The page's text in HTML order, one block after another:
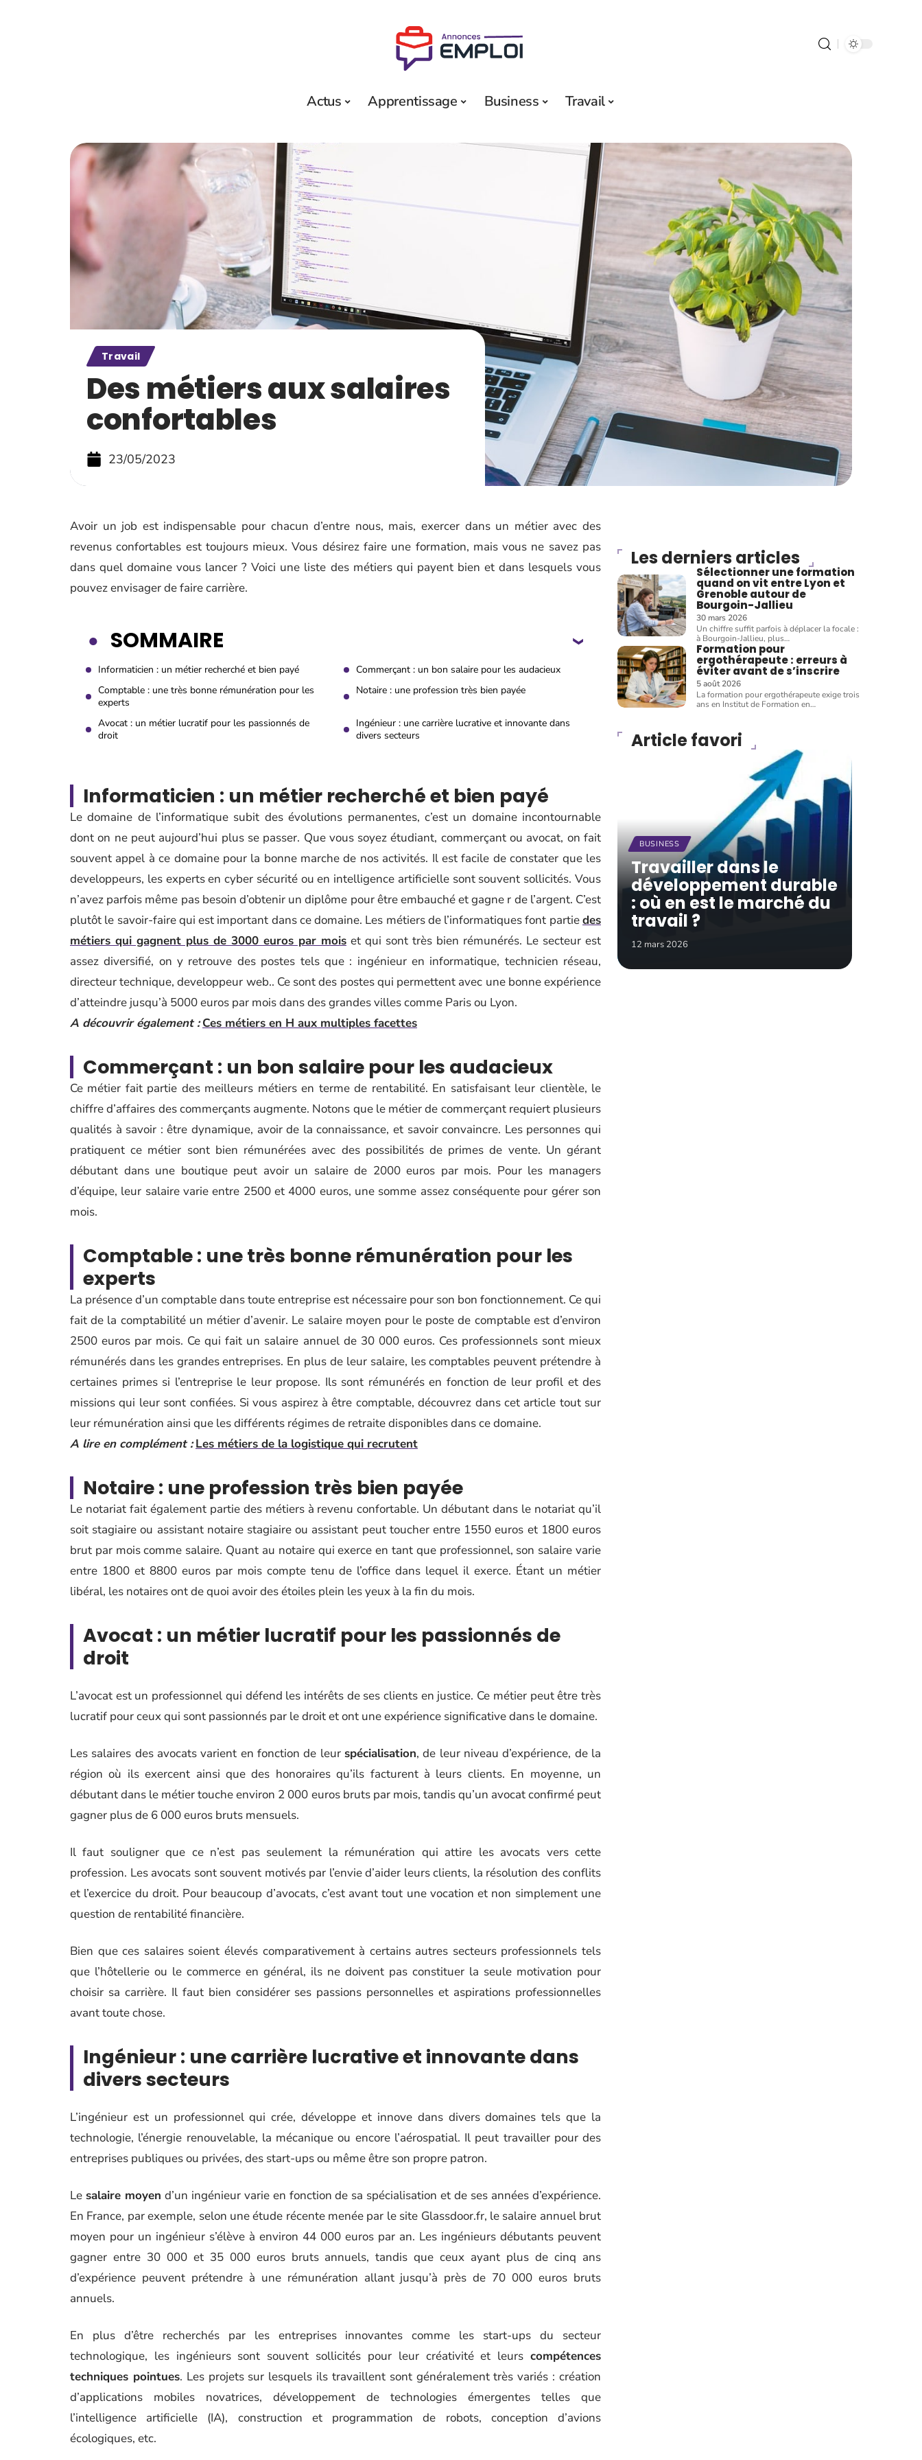
Actus Apprentissage Business Travail
Travail
Des métiers aux salaires
confortables
23/05/2023
Avoir un job est indispensable pour chacun d’entre nous, mais, exercer dans un métier avec des
revenus confortables est toujours mieux. Vous désirez faire une formation, mais vous ne savez pas
dans quel domaine vous lancer ? Voici une liste des métiers qui payent bien et dans lesquels vous
pouvez envisager de faire carrière.
SOMMAIRE
Informaticien : un métier recherché et bien payé
Commerçant : un bon salaire pour les audacieux
Comptable : une très bonne rémunération pour les
experts
Notaire : une profession très bien payée
Avocat : un métier lucratif pour les passionnés de
droit
Ingénieur : une carrière lucrative et innovante dans
divers secteurs
Informaticien : un métier recherché et bien payé
Le domaine de l’informatique subit des évolutions permanentes, c’est un domaine incontournable
dont on ne peut aujourd’hui plus se passer. Que vous soyez étudiant, commerçant ou avocat, on fait
souvent appel à ce domaine pour la bonne marche de nos activités. Il est facile de constater que les
developpeurs, les experts en cyber sécurité ou en intelligence artificielle sont souvent sollicités. Vous
n’avez parfois même pas besoin d’obtenir un diplôme pour être embauché et gagne r de l’argent. C’est
plutôt le savoir-faire qui est important dans ce domaine. Les métiers de l’informatiques font partiedes
métiers qui gagnent plus de 3000 euros par mois et qui sont très bien rémunérés. Le secteur est
assez diversifié, on y retrouve des postes tels que : ingénieur en informatique, technicien réseau,
directeur technique, developpeur web.. Ce sont des postes qui permettent avec une bonne expérience
d’atteindre jusqu’à 5000 euros par mois dans des grandes villes comme Paris ou Lyon.
A découvrir également : Ces métiers en H aux multiples facettes
Commerçant : un bon salaire pour les audacieux
Ce métier fait partie des meilleurs métiers en terme de rentabilité. En satisfaisant leur clientèle, le
chiffre d’affaires des commerçants augmente. Notons que le métier de commerçant requiert plusieurs
qualités à savoir : être dynamique, avoir de la connaissance, et savoir convaincre. Les personnes qui
pratiquent ce métier sont bien rémunérées avec des possibilités de primes de vente. Un gérant
débutant dans une boutique peut avoir un salaire de 2000 euros par mois. Pour les managers
d’équipe, leur salaire varie entre 2500 et 4000 euros, une somme assez conséquente pour gérer son
mois.
Comptable : une très bonne rémunération pour les
experts
La présence d’un comptable dans toute entreprise est nécessaire pour son bon fonctionnement. Ce qui
fait de la comptabilité un métier d’avenir. Le salaire moyen pour le poste de comptable est d’environ
2500 euros par mois. Ce qui fait un salaire annuel de 30 000 euros. Ces professionnels sont mieux
rémunérés dans les grandes entreprises. En plus de leur salaire, les comptables peuvent prétendre à
certaines primes si l’entreprise le leur propose. Ils sont rémunérés en fonction de leur profil et des
missions qui leur sont confiées. Si vous aspirez à être comptable, découvrez dans cet article tout sur
leur rémunération ainsi que les différents régimes de retraite disponibles dans ce domaine.
A lire en complément : Les métiers de la logistique qui recrutent
Notaire : une profession très bien payée
Le notariat fait également partie des métiers à revenu confortable. Un débutant dans le notariat qu’il
soit stagiaire ou assistant notaire stagiaire ou assistant peut toucher entre 1550 euros et 1800 euros
brut par mois comme salaire. Quant au notaire qui exerce en tant que professionnel, son salaire varie
entre 1800 et 8800 euros par mois compte tenu de l’office dans lequel il exerce. Étant un métier
libéral, les notaires ont de quoi avoir des étoiles plein les yeux à la fin du mois.
Avocat : un métier lucratif pour les passionnés de
droit
L’avocat est un professionnel qui défend les intérêts de ses clients en justice. Ce métier peut être très
lucratif pour ceux qui sont passionnés par le droit et ont une expérience significative dans le domaine.
Les salaires des avocats varient en fonction de leur spécialisation, de leur niveau d’expérience, de la
région où ils exercent ainsi que des honoraires qu’ils facturent à leurs clients. En moyenne, un
débutant dans le métier touche environ 2 000 euros bruts par mois, tandis qu’un avocat confirmé peut
gagner plus de 6 000 euros bruts mensuels.
Il faut souligner que ce n’est pas seulement la rémunération qui attire les avocats vers cette
profession. Les avocats sont souvent motivés par l’envie d’aider leurs clients, la résolution des conflits
et l’exercice du droit. Pour beaucoup d’avocats, c’est avant tout une vocation et non simplement une
question de rentabilité financière.
Bien que ces salaires soient élevés comparativement à certains autres secteurs professionnels tels
que l’hôtellerie ou le commerce en général, ils ne doivent pas constituer la seule motivation pour
choisir sa carrière. Il faut bien considérer ses passions personnelles et aspirations professionnelles
avant toute chose.
Ingénieur : une carrière lucrative et innovante dans
divers secteurs
L’ingénieur est un professionnel qui crée, développe et innove dans divers domaines tels que la
technologie, l’énergie renouvelable, la mécanique ou encore l’aérospatial. Il peut travailler pour des
entreprises publiques ou privées, des start-ups ou même être son propre patron.
Le salaire moyen d’un ingénieur varie en fonction de sa spécialisation et de ses années d’expérience.
En France, par exemple, selon une étude récente menée par le site Glassdoor.fr, le salaire annuel brut
moyen pour un ingénieur s’élève à environ 44 000 euros par an. Les ingénieurs débutants peuvent
gagner entre 30 000 et 35 000 euros bruts annuels, tandis que ceux ayant plus de cinq ans
d’expérience peuvent prétendre à une rémunération allant jusqu’à près de 70 000 euros bruts
annuels.
En plus d’être recherchés par les entreprises innovantes comme les start-ups du secteur
technologique, les ingénieurs sont souvent sollicités pour leur créativité et leurs compétences
techniques pointues. Les projets sur lesquels ils travaillent sont généralement très variés : création
d’applications mobiles novatrices, développement de technologies émergentes telles que
l’intelligence artificielle (IA), construction et programmation de robots, conception d’avions
écologiques, etc.
Les derniers articles
Sélectionner une formation
quand on vit entre Lyon et
Grenoble autour de
Bourgoin-Jallieu
30 mars 2026
Un chiffre suffit parfois à déplacer la focale :
à Bourgoin-Jallieu, plus…
Formation pour
ergothérapeute : erreurs à
éviter avant de s’inscrire
5 août 2026
La formation pour ergothérapeute exige trois
ans en Institut de Formation en…
Article favori
BUSINESS
Travailler dans le
développement durable
: où en est le marché du
travail ?
12 mars 2026